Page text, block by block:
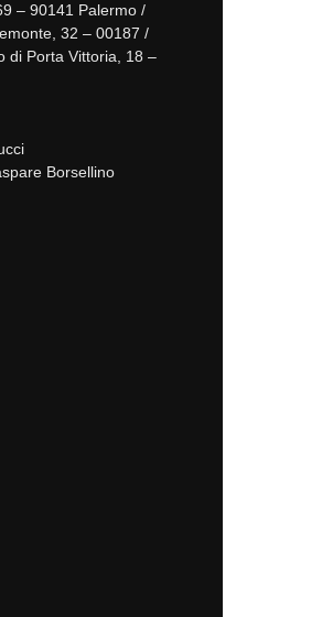
– 90141 Palermo /
32 – 00187 /
di Porta Vittoria, 18 –
Borsellino